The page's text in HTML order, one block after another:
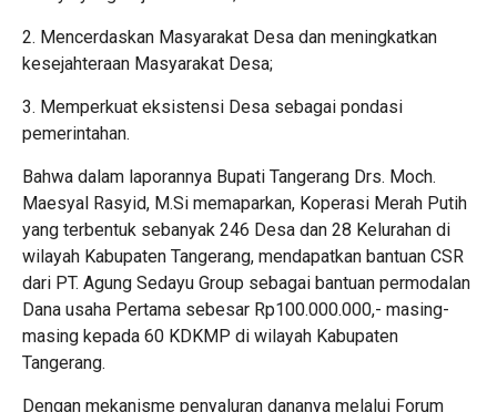
2. Mencerdaskan Masyarakat Desa dan meningkatkan
kesejahteraan Masyarakat Desa;
3. Memperkuat eksistensi Desa sebagai pondasi
pemerintahan.
Bahwa dalam laporannya Bupati Tangerang Drs. Moch.
Maesyal Rasyid, M.Si memaparkan, Koperasi Merah Putih
yang terbentuk sebanyak 246 Desa dan 28 Kelurahan di
wilayah Kabupaten Tangerang, mendapatkan bantuan CSR
dari PT. Agung Sedayu Group sebagai bantuan permodalan
Dana usaha Pertama sebesar Rp100.000.000,- masing-
masing kepada 60 KDKMP di wilayah Kabupaten
Tangerang.
Dengan mekanisme penyaluran dananya melalui Forum